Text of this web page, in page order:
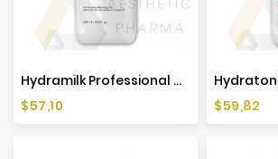
Hydramilk Professional Cleansing Solutions - 500ml - Mesoestetic
Cena
$57,10
Cena
$59,82